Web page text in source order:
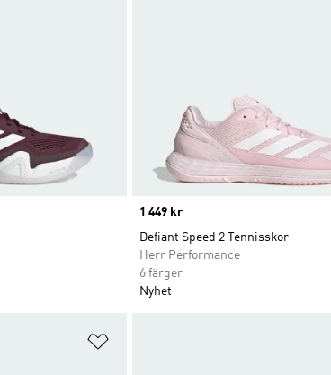
Price
1 449 kr
Defiant Speed 2 Tennisskor
Herr Performance
6 färger
Nyhet